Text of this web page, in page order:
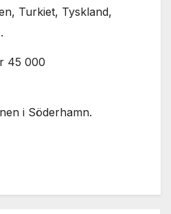
Turkiet, Tyskland,
45 000
i Söderhamn.